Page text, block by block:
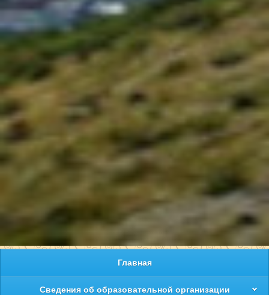
Главная
Сведения об образовательной организации